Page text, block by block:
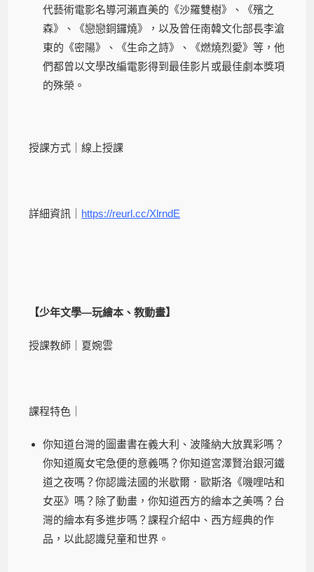
代藝術電影名導河瀨直美的《沙羅雙樹》、《殯之
森》、《戀戀銅鑼燒》，以及曾任南韓文化部長李滄
東的《密陽》、《生命之詩》、《燃燒烈愛》等，他
們都曾以文學改編電影得到最佳影片或最佳劇本獎項
的殊榮。
授課方式｜線上授課
詳細資訊｜ https://reurl.cc/XlrndE
【少年文學—玩繪本、教動畫】
授課教師｜夏婉雲
課程特色｜
你知道台灣的圖畫書在義大利、波隆納大放異彩嗎？
你知道魔女宅急便的意義嗎？你知道宮澤賢治銀河鐵
道之夜嗎？你認識法國的米歇爾．歐斯洛《嘰哩咕和
女巫》嗎？除了動畫，你知道西方的繪本之美嗎？台
灣的繪本有多進步嗎？課程介紹中、西方經典的作
品，以此認識兒童和世界。